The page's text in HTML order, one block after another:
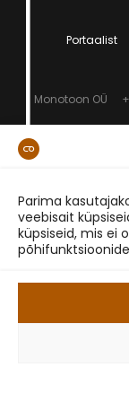
Parima
veebisait
küpsiseid, mis ei
Portaalist
Monotoon OÜ